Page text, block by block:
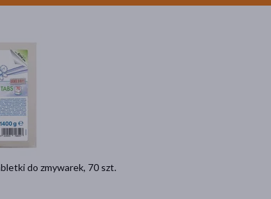
do zmywarek, 70 szt.